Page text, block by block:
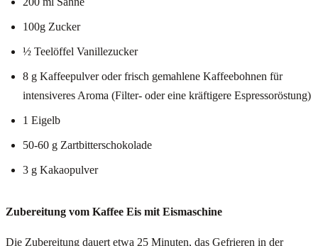
100g Zucker
½ Teelöffel Vanillezucker
8 g Kaffeepulver oder frisch gemahlene Kaffeebohnen für
intensiveres Aroma (Filter- oder eine kräftigere Espressoröstung)
1 Eigelb
50-60 g Zartbitterschokolade
3 g Kakaopulver
Zubereitung vom Kaffee Eis mit Eismaschine
Die Zubereitung dauert etwa 25 Minuten, das Gefrieren in der